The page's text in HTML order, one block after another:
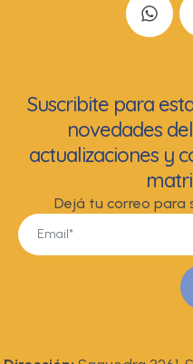
Suscribite para
novedades
actualizaciones y
Dejá tu correo para